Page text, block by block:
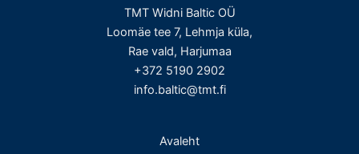
TMT Widni Baltic OÜ
Loomäe tee 7, Lehmja küla,
Rae vald, Harjumaa
+372 5190 2902
info.baltic@tmt.fi
Avaleht